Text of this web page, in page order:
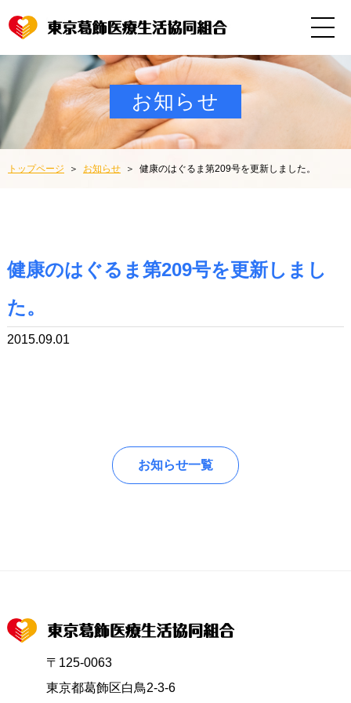
お知らせ
トップページ お知らせ 健康のはぐるま第209号を更新しました。
健康のはぐるま第209号を更新しまし
た。
2015.09.01
お知らせ一覧
〒125-0063
東京都葛飾区白鳥2-3-6